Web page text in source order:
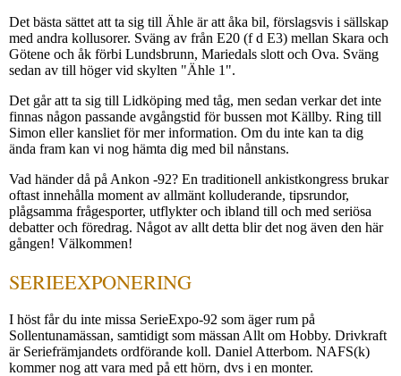
Det bästa sättet att ta sig till Ähle är att åka bil, förslagsvis i sällskap
med andra kollusorer. Sväng av från E20 (f d E3) mellan Skara och
Götene och åk förbi Lundsbrunn, Mariedals slott och Ova. Sväng
sedan av till höger vid skylten "Ähle 1".
Det går att ta sig till Lidköping med tåg, men sedan verkar det inte
finnas någon passande avgångstid för bussen mot Källby. Ring till
Simon eller kansliet för mer information. Om du inte kan ta dig
ända fram kan vi nog hämta dig med bil nånstans.
Vad händer då på Ankon -92? En traditionell ankistkongress brukar
oftast innehålla moment av allmänt kolluderande, tipsrundor,
plågsamma frågesporter, utflykter och ibland till och med seriösa
debatter och föredrag. Något av allt detta blir det nog även den här
gången! Välkommen!
SERIEEXPONERING
I höst får du inte missa SerieExpo-92 som äger rum på
Sollentunamässan, samtidigt som mässan Allt om Hobby. Drivkraft
är Seriefrämjandets ordförande koll. Daniel Atterbom. NAFS(k)
kommer nog att vara med på ett hörn, dvs i en monter.